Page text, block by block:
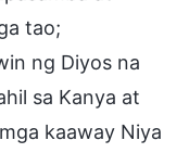
tao;
ng Diyos na
sa Kanya at
kaaway Niya